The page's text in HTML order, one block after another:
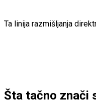
Ta linija razmišljanja
Šta tačno znači